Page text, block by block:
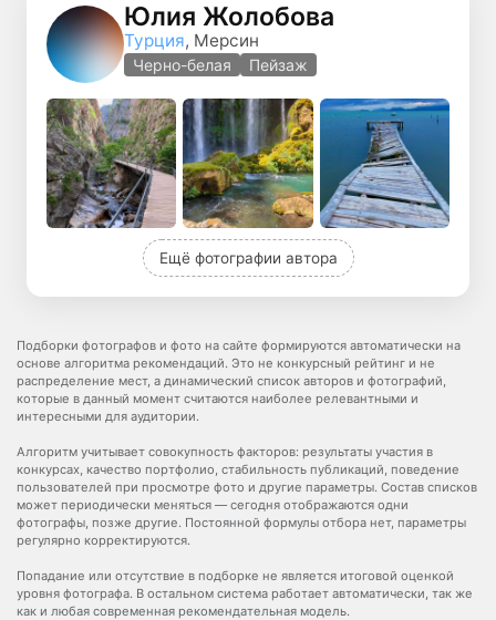
Юлия Жолобова
Турция, Мерсин
Черно-белая Пейзаж
Ещё фотографии автора
Подборки фотографов и фото на сайте формируются автоматически на
основе алгоритма рекомендаций. Это не конкурсный рейтинг и не
распределение мест, а динамический список авторов и фотографий,
которые в данный момент считаются наиболее релевантными и
интересными для аудитории.
Алгоритм учитывает совокупность факторов: результаты участия в
конкурсах, качество портфолио, стабильность публикаций, поведение
пользователей при просмотре фото и другие параметры. Состав списков
может периодически меняться — сегодня отображаются одни
фотографы, позже другие. Постоянной формулы отбора нет, параметры
регулярно корректируются.
Попадание или отсутствие в подборке не является итоговой оценкой
уровня фотографа. В остальном система работает автоматически, так же
как и любая современная рекомендательная модель.